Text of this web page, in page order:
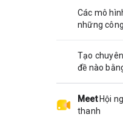
Các mô
những
Tạo
đề nào
Meet Hội
thanh